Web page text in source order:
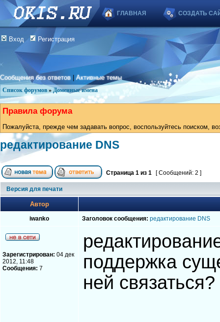
ГЛАВНАЯ СОЗДАТЬ
Вход Регистрация
Сообщения без ответов |Активные темы
Список форумов » Доменные имена
Правила форума
Пожалуйста, прежде чем задавать вопрос, воспользуйтесь поиском,
редактирование DNS
Страница 1 из 1 [ Сообщений: 2 ]
Версия для печати
Автор
iwanko Заголовок сообщения: редактирование DNS
Зарегистрирован: 04 дек
2012, 11:48
Сообщения: 7
поддержка
ней связаться?